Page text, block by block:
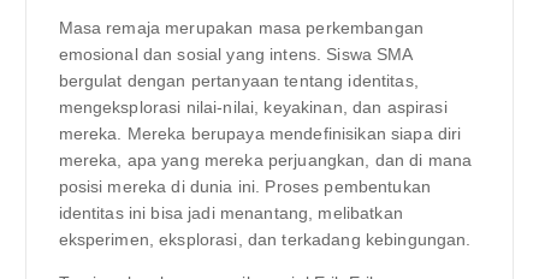
Masa remaja merupakan masa perkembangan
emosional dan sosial yang intens. Siswa SMA
bergulat dengan pertanyaan tentang identitas,
mengeksplorasi nilai-nilai, keyakinan, dan aspirasi
mereka. Mereka berupaya mendefinisikan siapa diri
mereka, apa yang mereka perjuangkan, dan di mana
posisi mereka di dunia ini. Proses pembentukan
identitas ini bisa jadi menantang, melibatkan
eksperimen, eksplorasi, dan terkadang kebingungan.